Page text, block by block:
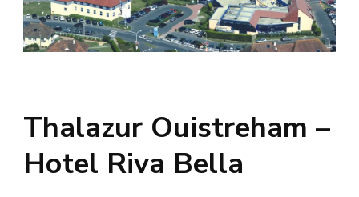
Thalazur Ouistreham –
Hotel Riva Bella